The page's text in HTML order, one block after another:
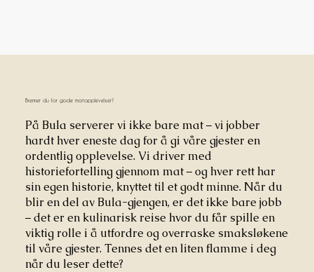
Brenner du for gode matopplevelser?
På Bula serverer vi ikke bare mat – vi jobber
hardt hver eneste dag for å gi våre gjester en
ordentlig opplevelse. Vi driver med
historiefortelling gjennom mat – og hver rett har
sin egen historie, knyttet til et godt minne. Når du
blir en del av Bula-gjengen, er det ikke bare jobb
– det er en kulinarisk reise hvor du får spille en
viktig rolle i å utfordre og overraske smaksløkene
til våre gjester. Tennes det en liten flamme i deg
når du leser dette?